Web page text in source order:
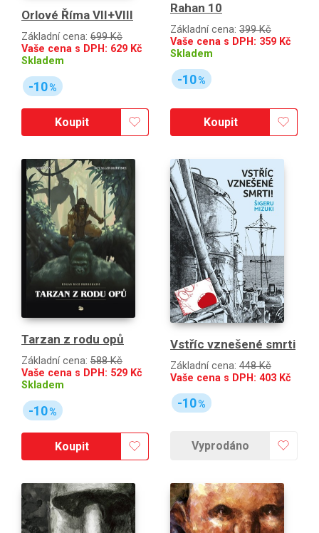
Orlové Říma VII+VIII
Základní cena: 699 Kč
Vaše cena s DPH: 629 Kč
Skladem
-10%
Koupit
Rahan 10
Základní cena: 399 Kč
Vaše cena s DPH: 359 Kč
Skladem
-10%
Koupit
Tarzan z rodu opů
Základní cena: 588 Kč
Vaše cena s DPH: 529 Kč
Skladem
-10%
Koupit
Vstříc vznešené smrti
Základní cena: 448 Kč
Vaše cena s DPH: 403 Kč
-10%
Vyprodáno